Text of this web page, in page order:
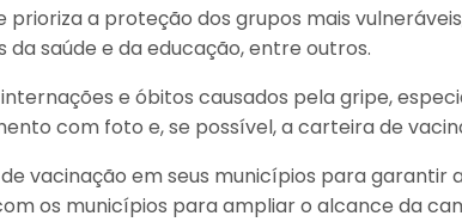
a proteção dos grupos mais
saúde e da educação, entre outros.
e óbitos causados pela gripe,
com foto e, se possível, a carteira de
vacinação em seus municípios para garantir
os municípios para ampliar o alcance da